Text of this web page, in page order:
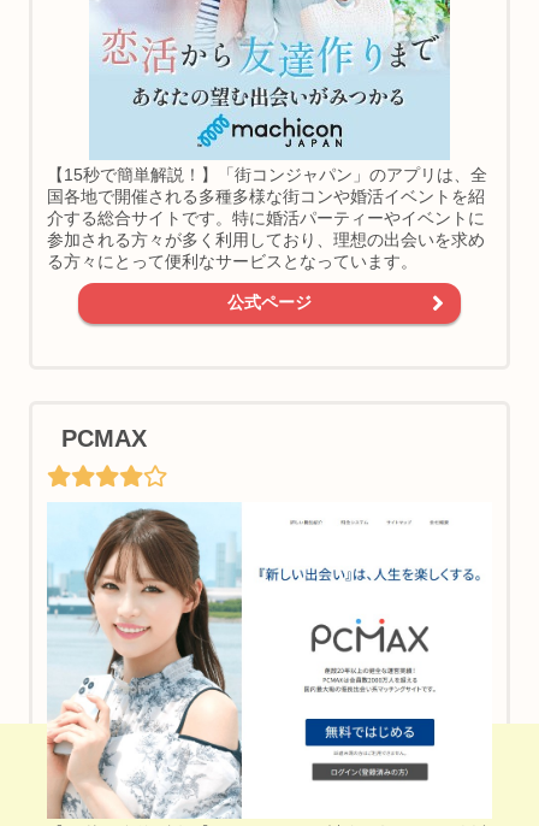
【PR】ご近所の相手に会える＆遊び友達見つかる♪
ワクワクメールはこちら♪（男女登録無料）
【15秒で簡単解説！】「街コンジャパン」のアプリは、全
国各地で開催される多種多様な街コンや婚活イベントを紹
介する総合サイトです。特に婚活パーティーやイベントに
参加される方々が多く利用しており、理想の出会いを求め
る方々にとって便利なサービスとなっています。
公式ページ
PCMAX